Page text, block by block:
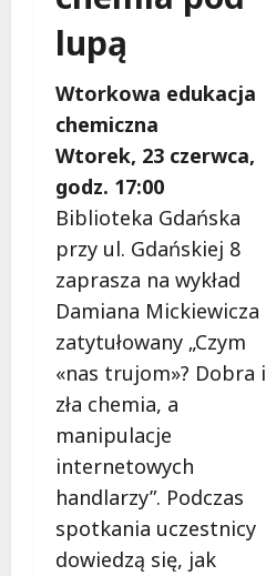
lupą
Wtorkowa edukacja
chemiczna
Wtorek, 23 czerwca,
godz. 17:00
Biblioteka Gdańska
przy ul. Gdańskiej 8
zaprasza na wykład
Damiana Mickiewicza
zatytułowany „Czym
«nas trujom»? Dobra i
zła chemia, a
manipulacje
internetowych
handlarzy”. Podczas
spotkania uczestnicy
dowiedzą się, jak